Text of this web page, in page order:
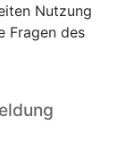
Nutzung
Fragen des